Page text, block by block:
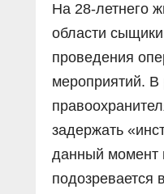
На 28-летнего
области
проведения
мероприятий. В
задержать
данный момент
подозревается